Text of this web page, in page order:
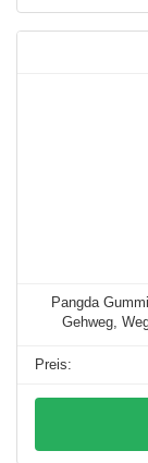
Pangda
Gehweg,